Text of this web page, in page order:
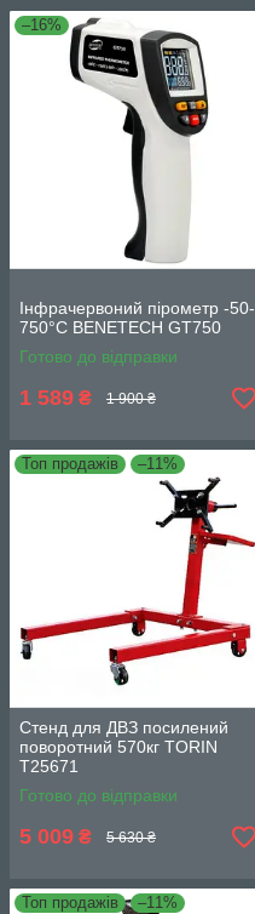
–16%
Інфрачервоний пірометр -50-
750°C BENETECH GT750
Готово до відправки
1 589 ₴ 1 900 ₴
Топ продажів –11%
Стенд для ДВЗ посилений
поворотний 570кг TORIN
T25671
Готово до відправки
5 009 ₴ 5 630 ₴
Топ продажів –11%